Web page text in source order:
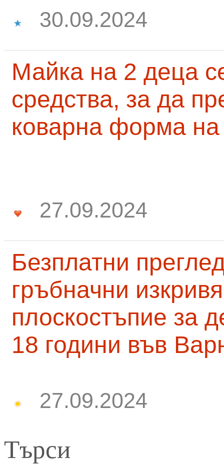
30.09.2024
Майка на 2 деца
средства, за да
коварна форма на
27.09.2024
Безплатни
гръбначни
плоскостъпие за
18 години във
27.09.2024
Търси